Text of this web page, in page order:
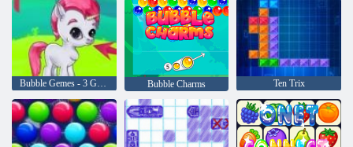
Bubble Gemes - 3 Gewinnt Bubble Charms Ten Trix